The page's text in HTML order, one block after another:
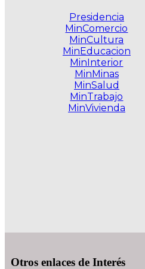
Presidencia
MinComercio
MinCultura
MinEducacion
MinInterior
MinMinas
MinSalud
MinTrabajo
MinVivienda
Otros enlaces de Interés